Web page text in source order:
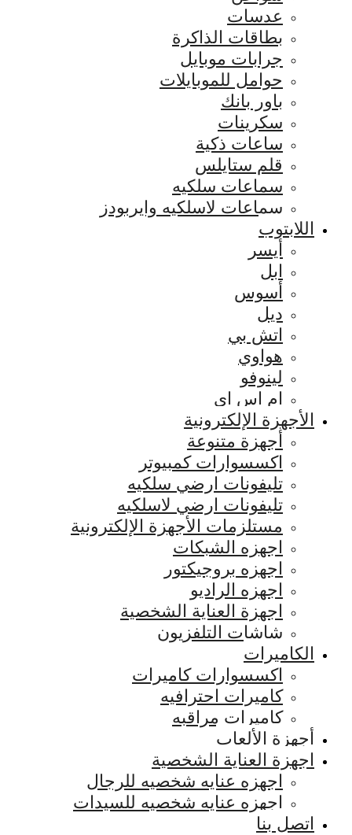
عدسات
بطاقات الذاكرة
جرابات موبايل
حوامل للموبايلات
باور بانك
سكرينات
ساعات ذكية
قلم ستايلس
سماعات سلكيه
سماعات لاسلكيه وايربودز
اللابتوب
أيسر
ابل
أسوس
ديل
اتش بي
هواوي
لينوفو
ام اس اي
الأجهزة الإلكترونية
أجهزة متنوعة
اكسسوارات كمبيوتر
تليفونات ارضي سلكيه
تليفونات ارضي لاسلكيه
مستلزمات الأجهزة الإلكترونية
اجهزه الشبكات
اجهزه بروجيكتور
اجهزه الراديو
اجهزة العناية الشخصية
شاشات التلفزيون
الكاميرات
اكسسوارات كاميرات
كاميرات احترافيه
كاميرات مراقبه
أجهزة الألعاب
اجهزة العناية الشخصية
اجهزه عنايه شخصيه للرجال
اجهزه عنايه شخصيه للسيدات
اتصل بنا